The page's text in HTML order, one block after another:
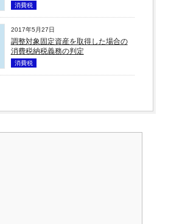
消費税
2017年5月27日
調整対象固定資産を取得した場合の
消費税納税義務の判定
消費税